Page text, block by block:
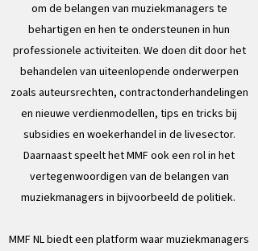
om de belangen van muziekmanagers te
behartigen en hen te ondersteunen in hun
professionele activiteiten. We doen dit door het
behandelen van uiteenlopende onderwerpen
zoals auteursrechten, contractonderhandelingen
en nieuwe verdienmodellen, tips en tricks bij
subsidies en woekerhandel in de livesector.
Daarnaast speelt het MMF ook een rol in het
vertegenwoordigen van de belangen van
muziekmanagers in bijvoorbeeld de politiek.
MMF NL biedt een platform waar muziekmanagers